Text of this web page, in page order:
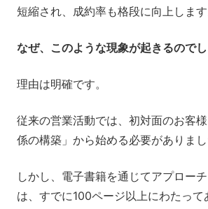
短縮され、成約率も格段に向上します
なぜ、このような現象が起きるので
理由は明確です。
従来の営業活動では、初対面のお客
係の構築」から始める必要がありまし
しかし、電子書籍を通じてアプロー
は、すでに100ページ以上にわたって